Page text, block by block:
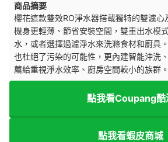
商品摘要
櫻花這款雙效RO淨水器搭載獨特的雙濾
機身更輕薄、節省安裝空間，雙重出水模
水，或者選擇過濾淨水來洗滌食材和廚具
也杜絕了污染的可能性，更內建智能沖洗
薦給重視淨水效率、廚房空間較小的族群。
點我看Coupang酷
點我看蝦皮商城